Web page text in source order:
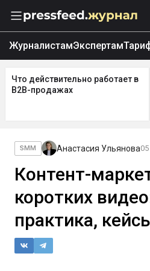
ЖурналистамЭкспертам
Что действительно работает в
B2B-продажах
SMM Анастасия Ульянова
Контент-
коротких
практика,